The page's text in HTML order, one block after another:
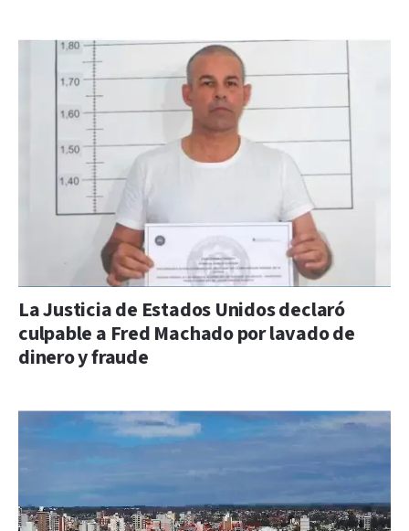
La Justicia de Estados Unidos declaró
culpable a Fred Machado por lavado de
dinero y fraude